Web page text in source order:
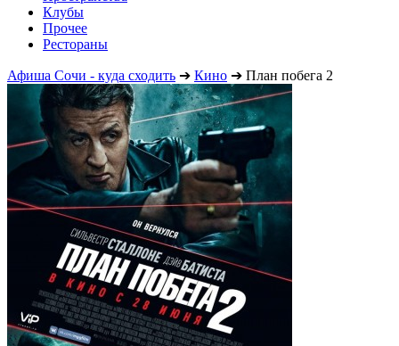
Клубы
Прочее
Рестораны
Афиша Сочи - куда сходить ➔ Кино ➔ План побега 2